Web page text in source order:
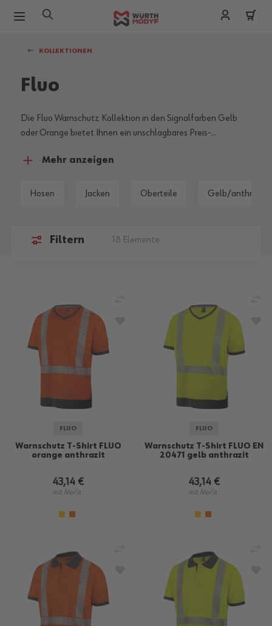
KOLLEKTIONEN
Fluo
Die Fluo Warnschutz Kollektion in den Signalfarben Gelb
oder Orange bietet Ihnen ein unschlagbares Preis-
Sichtbarkeit. Das Sortiment umfasst Bundjacken,
auch T-Shirts und Poloshirts.
Mehr anzeigen
Hosen Jacken Oberteile Gelb/anthrazit
Filtern 18 Elemente
FLUO
Warnschutz T-Shirt FLUO
orange anthrazit
43,14 €
mit MwSt.
ZUR WUNSCHLISTE HINZUFÜGEN
FLUO
Warnschutz T-Shirt FLUO EN
20471 gelb anthrazit
43,14 €
mit MwSt.
ZUR WUNSCHLISTE HINZUFÜGEN